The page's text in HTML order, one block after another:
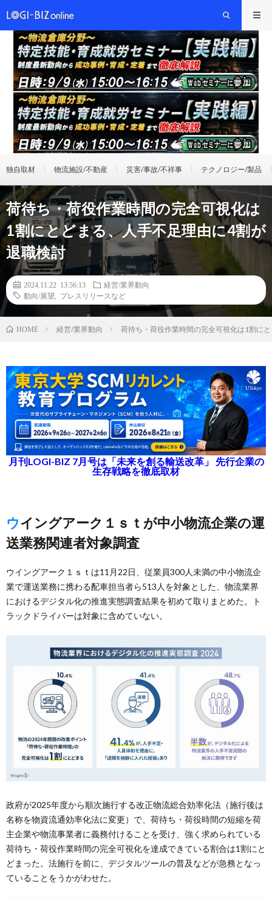
独自取材 物流施設/不動産 災害/事故/不祥事 テクノロジー/製品
荷待ち・荷役作業時間の完全可視化は
1割にとどまる、人手不足理由に4割が
退職検討
2024.11.22 13:56:13
経営/業界動向
動向/展望
プレスリリースなど
HOME 経営/業界動向 荷待ち・荷役作業時間の完全可視化は1割に
月刊LOGI-BIZ 7月号は「未来を創る輸送改革」 先行企業の
生存戦略を徹底取材
ウイングアーク１ｓｔが中小物流企業の運
送業務関連者対象調査
ウイングアーク１ｓｔは11月22日、従業員300人未満の中小物流企
業で運送業務に携わる配車担当者ら513人を対象とした、物流業界
におけるデジタル化の推進実態調査結果を初めて取りまとめた。ト
ラックドライバーは対象に含めていない。
政府が2025年度から順次施行する改正物流総合効率化法（施行後は
名称を物資流通効率化法に変更）で、荷待ち・荷役時間の短縮を荷
主企業や物流事業者に義務付けることを受け、強く求められている
荷待ち・荷役作業時間の完全可視化を達成できている割合は1割にと
どまった。法施行を前に、デジタルツールの普及などが急務となっ
ていることをうかがわせた。